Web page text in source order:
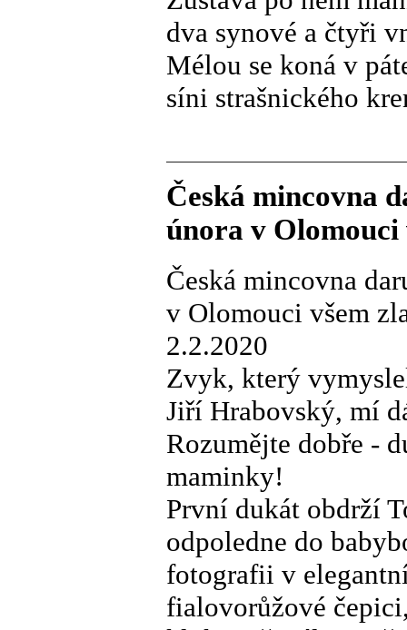
dva synové a čtyři
Mélou se koná v
síni strašnického
Česká mincovna
února v
Česká mincovna
v Olomouci všem
2.2.2020
Zvyk, který
Jiří Hrabovský, mí
Rozumějte dobře -
maminky!
První dukát obdrží
odpoledne do
fotografii v
fialovorůžové